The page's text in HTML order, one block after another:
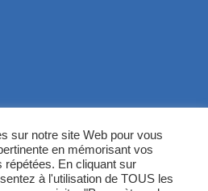
Centres Sociaux
sur notre site Web pour vous
en mémorisant vos
En cliquant sur
à l'utilisation de TOUS les